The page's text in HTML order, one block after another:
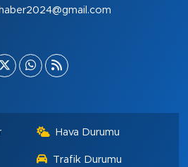
Hava Durumu
Trafik Durumu